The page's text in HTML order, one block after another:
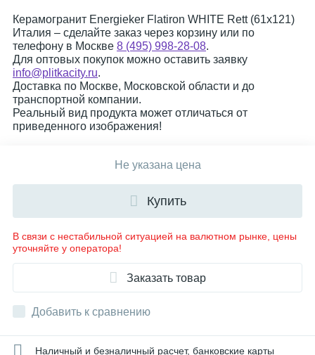
Керамогранит Energieker Flatiron WHITE Rett (61x121)
Италия – сделайте заказ через корзину или по
телефону в Москве 8 (495) 998-28-08.
Для оптовых покупок можно оставить заявку
info@plitkacity.ru.
Доставка по Москве, Московской области и до
транспортной компании.
Реальный вид продукта может отличаться от
приведенного изображения!
Не указана цена
Купить
В связи с нестабильной ситуацией на валютном рынке, цены
уточняйте у оператора!
Заказать товар
Добавить к сравнению
Наличный и безналичный расчет, банковские карты